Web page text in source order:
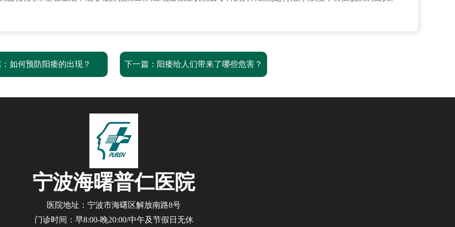
如何预防阳痿的出现？ 下一篇： 阳痿给人们带来了哪些危害？
宁波海曙普仁医院
医院地址：宁波市海曙区解放南路8号
门诊时间：早8:00-晚20:00/中午及节假日无休